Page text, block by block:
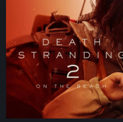
Stranding
On
the
Beach,
recensione
–